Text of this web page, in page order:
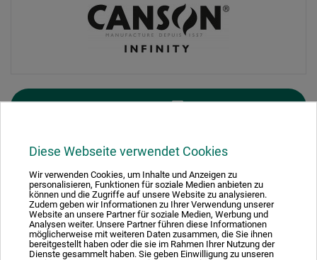
Diese Webseite verwendet Cookies
Wir verwenden Cookies, um Inhalte und Anzeigen zu
personalisieren, Funktionen für soziale Medien anbieten zu
können und die Zugriffe auf unsere Website zu analysieren.
Zudem geben wir Informationen zu Ihrer Verwendung unserer
Website an unsere Partner für soziale Medien, Werbung und
Analysen weiter. Unsere Partner führen diese Informationen
möglicherweise mit weiteren Daten zusammen, die Sie ihnen
bereitgestellt haben oder die sie im Rahmen Ihrer Nutzung der
Dienste gesammelt haben. Sie geben Einwilligung zu unseren
1